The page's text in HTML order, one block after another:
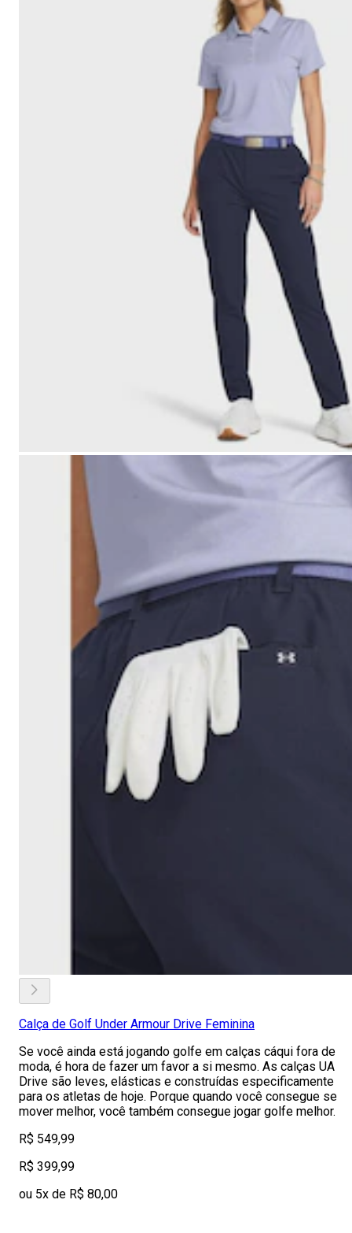
Calça de Golf Under Armour Drive Feminina
Se você ainda está jogando golfe em calças cáqui fora de
moda, é hora de fazer um favor a si mesmo. As calças UA
Drive são leves, elásticas e construídas especificamente
para os atletas de hoje. Porque quando você consegue se
mover melhor, você também consegue jogar golfe melhor.
R$ 549,99
R$ 399,99
ou 5x de R$ 80,00